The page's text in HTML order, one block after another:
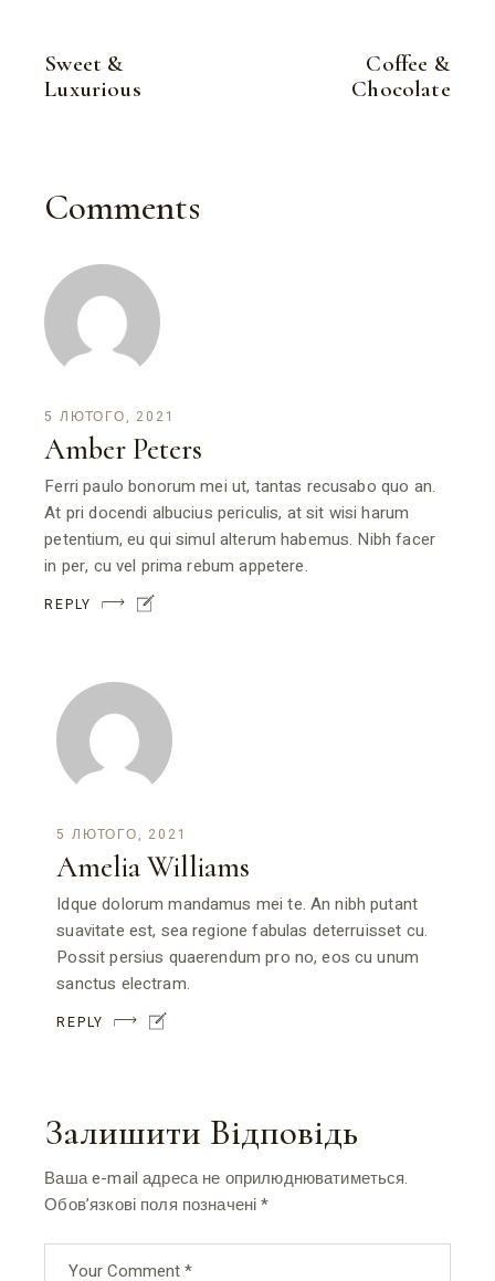
Sweet &
Luxurious
Coffee &
Chocolate
Comments
5 ЛЮТОГО, 2021
Amber Peters
Ferri paulo bonorum mei ut, tantas recusabo quo an.
At pri docendi albucius periculis, at sit wisi harum
petentium, eu qui simul alterum habemus. Nibh facer
in per, cu vel prima rebum appetere.
REPLY
5 ЛЮТОГО, 2021
Amelia Williams
Idque dolorum mandamus mei te. An nibh putant
suavitate est, sea regione fabulas deterruisset cu.
Possit persius quaerendum pro no, eos cu unum
sanctus electram.
REPLY
Залишити Відповідь
Ваша e-mail адреса не оприлюднюватиметься.
Обов’язкові поля позначені*